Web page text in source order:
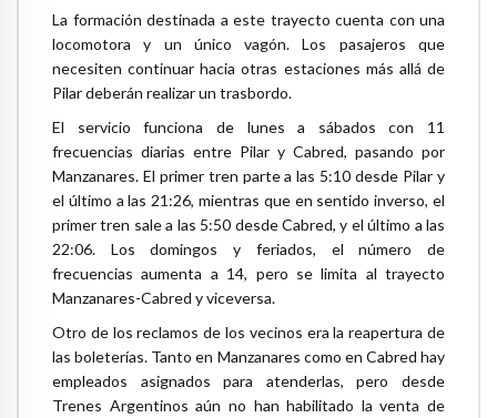
La formación destinada a este trayecto cuenta con una
locomotora y un único vagón. Los pasajeros que
necesiten continuar hacia otras estaciones más allá de
Pilar deberán realizar un trasbordo.
El servicio funciona de lunes a sábados con 11
frecuencias diarias entre Pilar y Cabred, pasando por
Manzanares. El primer tren parte a las 5:10 desde Pilar y
el último a las 21:26, mientras que en sentido inverso, el
primer tren sale a las 5:50 desde Cabred, y el último a las
22:06. Los domingos y feriados, el número de
frecuencias aumenta a 14, pero se limita al trayecto
Manzanares-Cabred y viceversa.
Otro de los reclamos de los vecinos era la reapertura de
las boleterías. Tanto en Manzanares como en Cabred hay
empleados asignados para atenderlas, pero desde
Trenes Argentinos aún no han habilitado la venta de